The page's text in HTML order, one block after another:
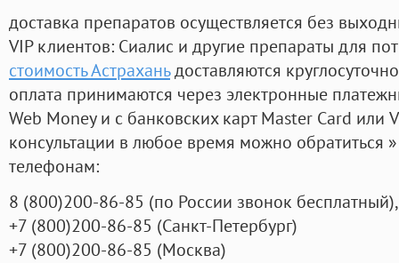
доставка препаратов осуществляется без
VIP клиентов: Сиалис и другие препараты для
стоимость Астраханьдоставляются круглосуточно
оплата принимаются через электронные
Web Money и с банковских карт Master Card или
консультации в любое время можно обратиться
телефонам:
8 (800)200-86-85 (по России звонок бесплатный),
+7 (800)200-86-85 (Санкт-Петербург)
+7 (800)200-86-85 (Москва)